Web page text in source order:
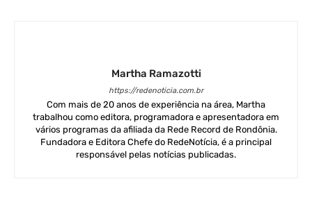
Martha Ramazotti
https://redenoticia.com.br
Com mais de 20 anos de experiência na área, Martha
trabalhou como editora, programadora e apresentadora em
vários programas da afiliada da Rede Record de Rondônia.
Fundadora e Editora Chefe do RedeNotícia, é a principal
responsável pelas notícias publicadas.